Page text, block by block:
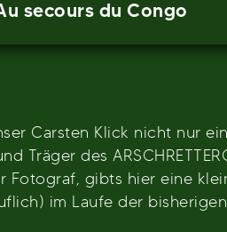
secours du Congo
Carsten Klick nicht nur
Träger des
Fotograf, gibts hier eine
im Laufe der